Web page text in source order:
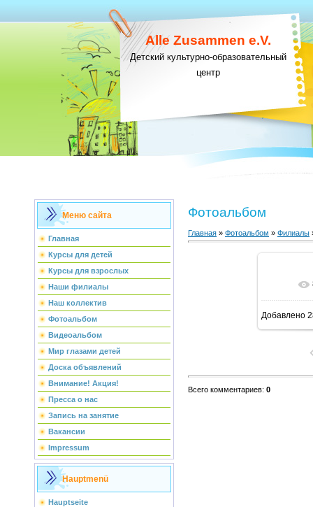
Alle Zusammen e.V.
Детский культурно-образовательный
центр
Меню сайта
Главная
Курсы для детей
Курсы для взрослых
Наши филиалы
Наш коллектив
Фотоальбом
Видеоальбом
Мир глазами детей
Доска объявлений
Внимание! Акция!
Пресса о нас
Запись на занятие
Вакансии
Impressum
Hauptmenü
Hauptseite
Фотоальбом
Главная » Фотоальбом » Филиалы
В
Добавлено
Всего комментариев: 0